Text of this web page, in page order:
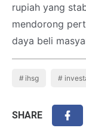
rupiah yang
mendorong
daya beli
ihsg
SHARE